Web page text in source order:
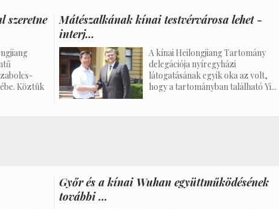
szeretne
Köztük
Mátészalkának kínai testvérvárosa lehet -
interj...
A kínai Heilongjiang Tartomány
delegációja nyíregyházi
látogatásának egyik oka az volt,
hogy a tartományban található Yi...
Győr és a kínai Wuhan együttműködésének
további ...